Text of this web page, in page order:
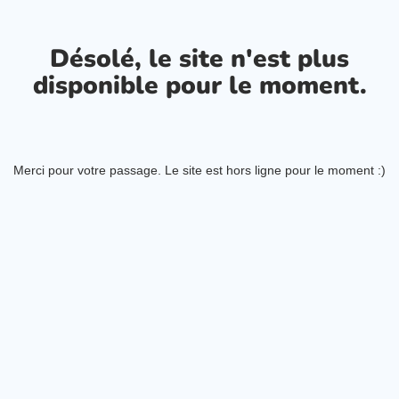
Désolé, le site n'est plus
disponible pour le moment.
Merci pour votre passage. Le site est hors ligne pour le moment :)